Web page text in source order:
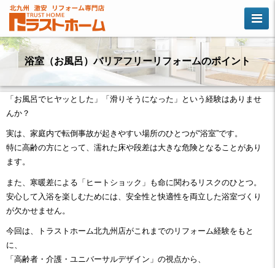
浴室（お風呂）バリアフリーリフォームのポイント
「お風呂でヒヤッとした」「滑りそうになった」という経験はありませ
んか？
実は、家庭内で転倒事故が起きやすい場所のひとつが“浴室”です。
特に高齢の方にとって、濡れた床や段差は大きな危険となることがあり
ます。
また、寒暖差による「ヒートショック」も命に関わるリスクのひとつ。
安心して入浴を楽しむためには、安全性と快適性を両立した浴室づくり
が欠かせません。
今回は、トラストホーム北九州店がこれまでのリフォーム経験をもと
に、
「高齢者・介護・ユニバーサルデザイン」の視点から、